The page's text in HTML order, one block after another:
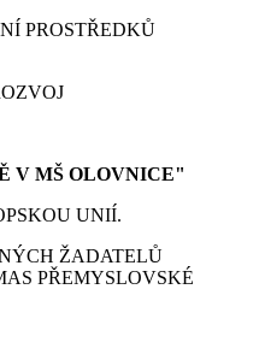
PROSTŘEDKŮ
V MŠ OLOVNICE"
UNIÍ.
ŽADATELŮ
PŘEMYSLOVSKÉ